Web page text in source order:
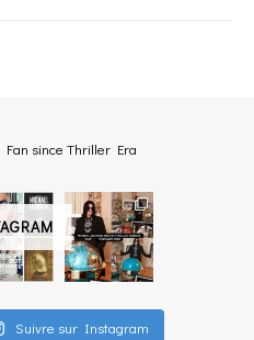
Fan since Thriller Era
Suivre sur Instagram